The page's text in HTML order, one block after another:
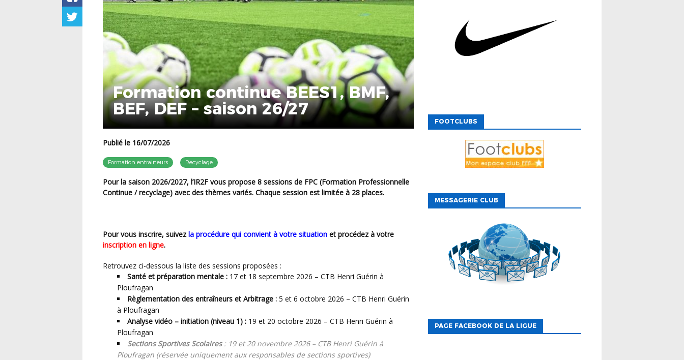
Formation continue BEES1, BMF,
BEF, DEF – saison 26/27
Publié le 16/07/2026
Formation entraineurs Recyclage
Pour la saison 2026/2027, l’IR2F vous propose 8 sessions de FPC (Formation Professionnelle
Continue / recyclage) avec des thèmes variés. Chaque session est limitée à 28 places.
Pour vous inscrire, suivez la procédure qui convient à votre situation et procédez à votre
inscription en ligne.
Retrouvez ci-dessous la liste des sessions proposées :
Santé et préparation mentale : 17 et 18 septembre 2026 – CTB Henri Guérin à
Ploufragan
Règlementation des entraîneurs et Arbitrage : 5 et 6 octobre 2026 – CTB Henri Guérin
à Ploufragan
Analyse vidéo – initiation (niveau 1) : 19 et 20 octobre 2026 – CTB Henri Guérin à
Ploufragan
Sections Sportives Scolaires: 19 et 20 novembre 2026 – CTB Henri Guérin à
Ploufragan (réservée uniquement aux responsables de sections sportives)
FOOTCLUBS
MESSAGERIE CLUB
PAGE FACEBOOK DE LA LIGUE